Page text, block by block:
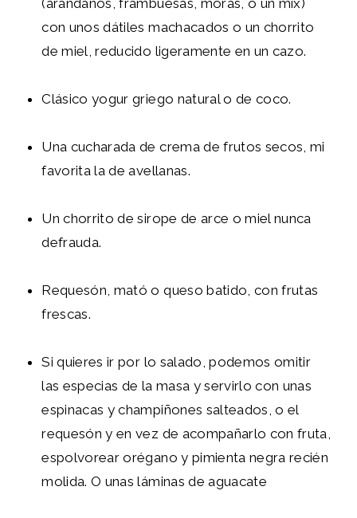
(arándanos, frambuesas, moras, o un mix)
con unos dátiles machacados o un chorrito
de miel, reducido ligeramente en un cazo.
Clásico yogur griego natural o de coco.
Una cucharada de crema de frutos secos, mi
favorita la de avellanas.
Un chorrito de sirope de arce o miel nunca
defrauda.
Requesón, mató o queso batido, con frutas
frescas.
Si quieres ir por lo salado, podemos omitir
las especias de la masa y servirlo con unas
espinacas y champiñones salteados, o el
requesón y en vez de acompañarlo con fruta,
espolvorear orégano y pimienta negra recién
molida. O unas láminas de aguacate